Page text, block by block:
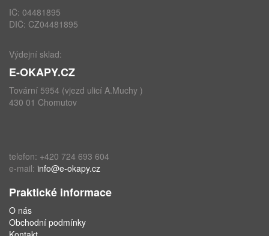
IČ: 04481895
DIČ: CZ04481895
Výdejní sklad:
E-OKAPY.CZ
Tovární 5954 (vjezd ulicí A.Muchy )
430 01 Chomutov
telefon: +420 724 693 604
e-mail: info@e-okapy.cz
Praktické informace
O nás
Obchodní podmínky